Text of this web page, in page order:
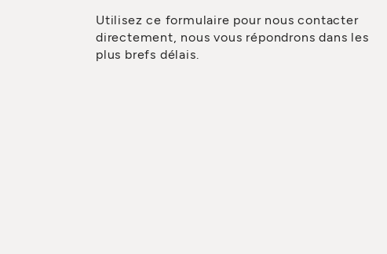
Utilisez ce formulaire pour nous contacter
directement, nous vous répondrons dans les
plus brefs délais.